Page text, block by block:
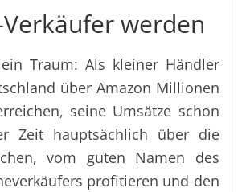
werden
Traum: Als kleiner Händler
über Amazon Millionen
seine Umsätze schon
Zeit hauptsächlich über die
vom guten Namen des
profitieren und den